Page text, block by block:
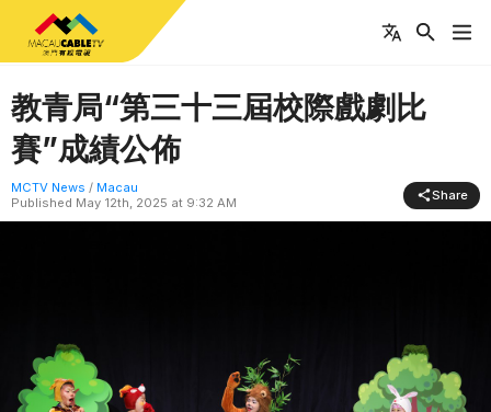
教青局“第三十三屆校際戲劇比
賽”成績公佈
MCTV News / Macau
Published May 12th, 2025 at 9:32 AM Share